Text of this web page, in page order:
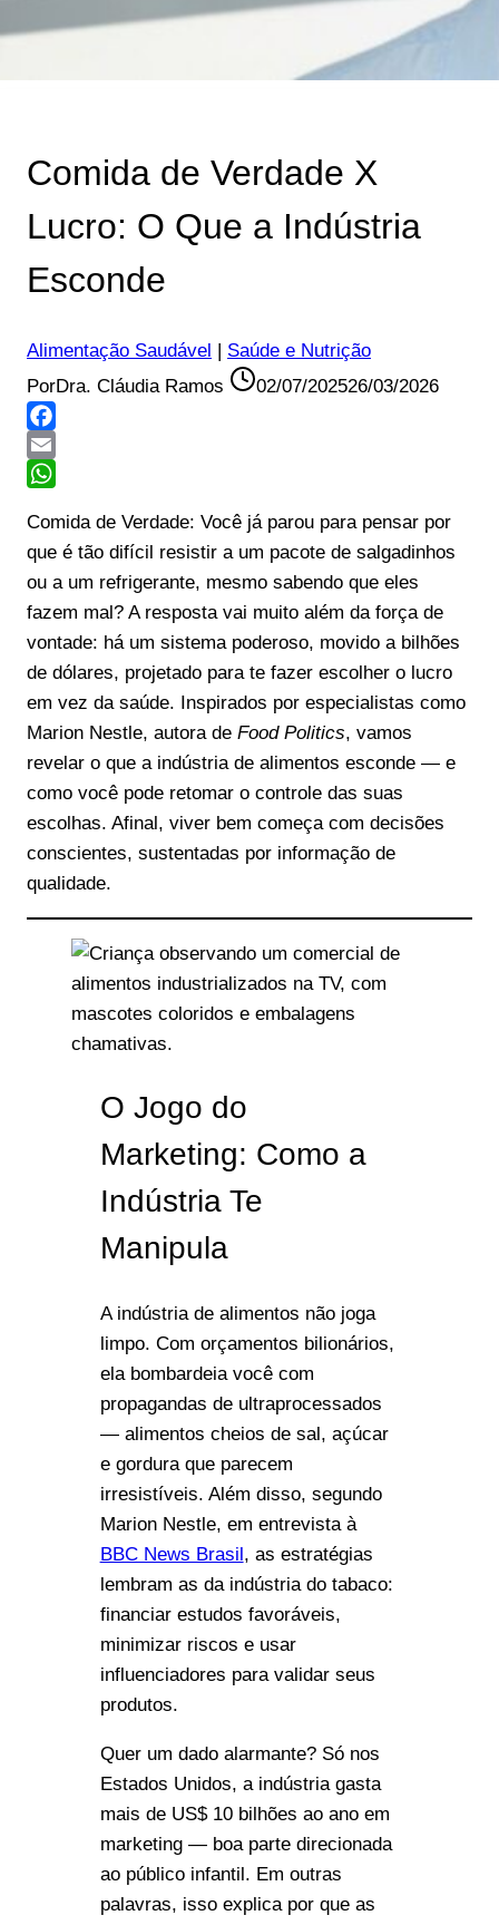
Comida de Verdade X
Lucro: O Que a Indústria
Esconde
Alimentação Saudável | Saúde e Nutrição
PorDra. Cláudia Ramos 02/07/202526/03/2026
Comida de Verdade: Você já parou para pensar por
que é tão difícil resistir a um pacote de salgadinhos
ou a um refrigerante, mesmo sabendo que eles
fazem mal? A resposta vai muito além da força de
vontade: há um sistema poderoso, movido a bilhões
de dólares, projetado para te fazer escolher o lucro
em vez da saúde. Inspirados por especialistas como
Marion Nestle, autora de Food Politics, vamos
revelar o que a indústria de alimentos esconde — e
como você pode retomar o controle das suas
escolhas. Afinal, viver bem começa com decisões
conscientes, sustentadas por informação de
qualidade.
O Jogo do
Marketing: Como a
Indústria Te
Manipula
A indústria de alimentos não joga
limpo. Com orçamentos bilionários,
ela bombardeia você com
propagandas de ultraprocessados
— alimentos cheios de sal, açúcar
e gordura que parecem
irresistíveis. Além disso, segundo
Marion Nestle, em entrevista à
BBC News Brasil, as estratégias
lembram as da indústria do tabaco:
financiar estudos favoráveis,
minimizar riscos e usar
influenciadores para validar seus
produtos.
Quer um dado alarmante? Só nos
Estados Unidos, a indústria gasta
mais de US$ 10 bilhões ao ano em
marketing — boa parte direcionada
ao público infantil. Em outras
palavras, isso explica por que as